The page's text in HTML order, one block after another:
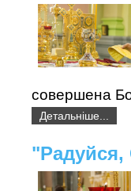
совершена
Детальніше...